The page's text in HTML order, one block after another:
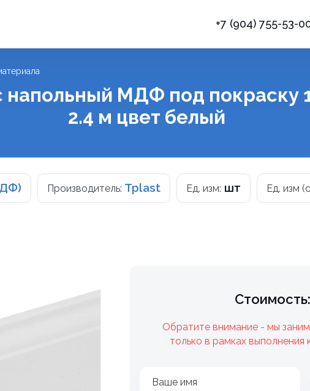
+7 (904) 755-53-
напольный МДФ под покраску
2.4 м цвет белый
Производитель: Tplast Ед. изм: шт Ед. изм
Обратите внимание - мы
только в рамках
Ваше имя